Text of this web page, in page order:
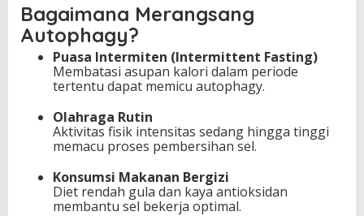
Bagaimana Merangsang
Autophagy?
Puasa Intermiten (Intermittent Fasting)
Membatasi asupan kalori dalam periode
tertentu dapat memicu autophagy.
Olahraga Rutin
Aktivitas fisik intensitas sedang hingga tinggi
memacu proses pembersihan sel.
Konsumsi Makanan Bergizi
Diet rendah gula dan kaya antioksidan
membantu sel bekerja optimal.